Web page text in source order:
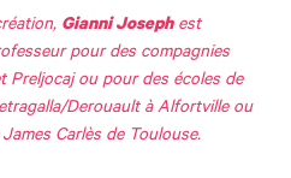
Gianni Josephest
pour des compagnies
Preljocaj ou pour des écoles de
Derouault à Alfortville ou
Carlès de Toulouse.